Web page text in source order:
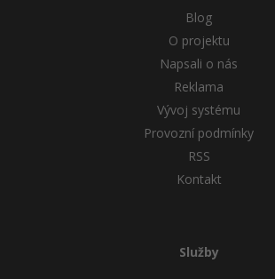
Blog
O projektu
Napsali o nás
Reklama
Vývoj systému
Provozní podmínky
RSS
Kontakt
Služby